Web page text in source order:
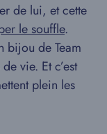
de lui, et cette
le souffle.
bijou de Team
vie. Et c’est
plein les